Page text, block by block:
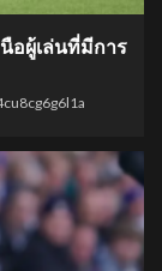
อผู้เล่นที่มีการ